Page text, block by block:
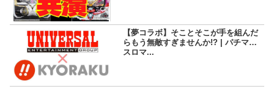
【夢コラボ】そことそこが手を組んだ
らもう無敵すぎませんか!? | パチマガ
スロマ...